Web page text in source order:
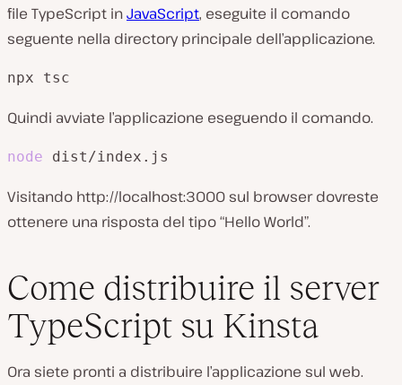
file TypeScript inJavaScript, eseguite il comando
seguente nella directory principale dell’applicazione.
npx tsc
Quindi avviate l’applicazione eseguendo il comando.
node dist/index.js
Visitando http://localhost:3000 sul browser dovreste
ottenere una risposta del tipo “Hello World”.
Come distribuire il server
TypeScript su Kinsta
Ora siete pronti a distribuire l’applicazione sul web.